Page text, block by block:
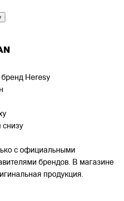
Heresy
снизу
с официальными
брендов. В магазине
продукция.